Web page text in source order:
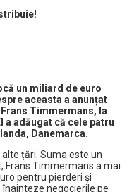
un miliard de euro
aceasta a anunțat
Timmermans, la
a adăugat că cele patru
Danemarca.
țări. Suma este un
Frans Timmermans a mai
pentru pierderi și
negocierile pe